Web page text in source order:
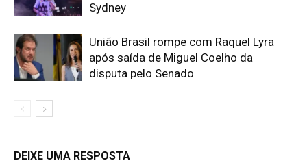
Sydney
União Brasil rompe com Raquel Lyra
após saída de Miguel Coelho da
disputa pelo Senado
DEIXE UMA RESPOSTA